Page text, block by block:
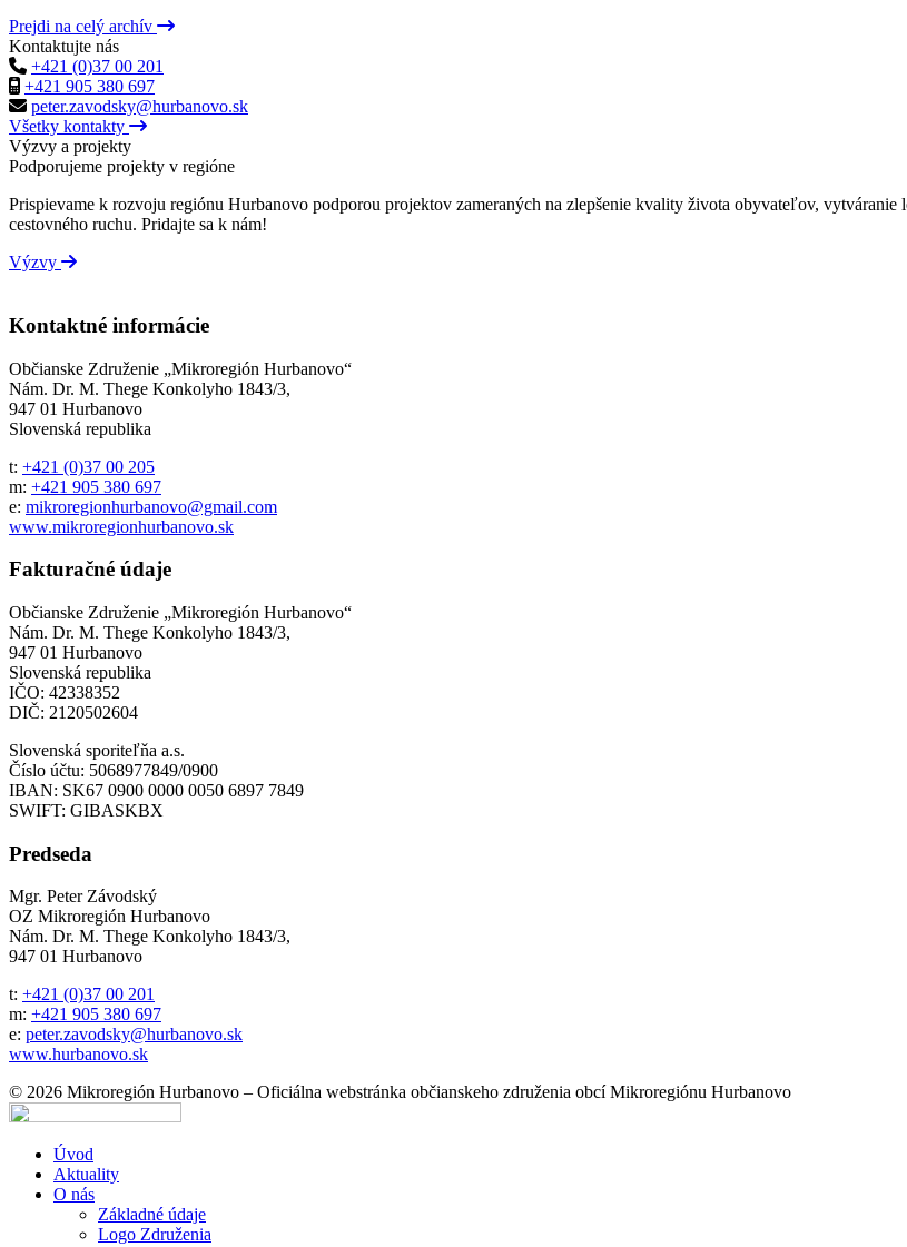
Prejdi na celý archív
Kontaktujte nás
+421 (0)37 00 201
+421 905 380 697
peter.zavodsky@hurbanovo.sk
Všetky kontakty
Výzvy a projekty
Podporujeme projekty v regióne
Prispievame k rozvoju regiónu Hurbanovo podporou projektov zameraných na zlepšenie kvality života obyvateľov,
cestovného ruchu. Pridajte sa k nám!
Výzvy
Kontaktné informácie
Občianske Združenie „Mikroregión Hurbanovo“
Nám. Dr. M. Thege Konkolyho 1843/3,
947 01 Hurbanovo
Slovenská republika
t: +421 (0)37 00 205
m: +421 905 380 697
e: mikroregionhurbanovo@gmail.com
www.mikroregionhurbanovo.sk
Fakturačné údaje
Občianske Združenie „Mikroregión Hurbanovo“
Nám. Dr. M. Thege Konkolyho 1843/3,
947 01 Hurbanovo
Slovenská republika
IČO: 42338352
DIČ: 2120502604
Slovenská sporiteľňa a.s.
Číslo účtu: 5068977849/0900
IBAN: SK67 0900 0000 0050 6897 7849
SWIFT: GIBASKBX
Predseda
Mgr. Peter Závodský
OZ Mikroregión Hurbanovo
Nám. Dr. M. Thege Konkolyho 1843/3,
947 01 Hurbanovo
t: +421 (0)37 00 201
m: +421 905 380 697
e: peter.zavodsky@hurbanovo.sk
www.hurbanovo.sk
© 2026 Mikroregión Hurbanovo – Oficiálna webstránka občianskeho združenia obcí Mikroregiónu Hurbanovo
Úvod
Aktuality
O nás
Základné údaje
Logo Združenia